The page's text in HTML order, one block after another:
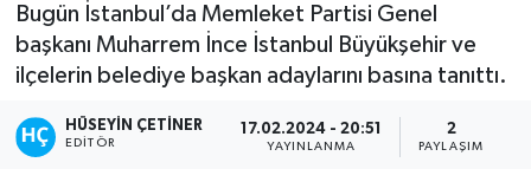
​​​​​​​Bugün İstanbul’da Memleket Partisi Genel
başkanı Muharrem İnce İstanbul Büyükşehir ve
ilçelerin belediye başkan adaylarını basına tanıttı.
HÜSEYIN ÇETINER
EDITÖR
17.02.2024 - 20:51
YAYINLANMA
2
PAYLAŞIM